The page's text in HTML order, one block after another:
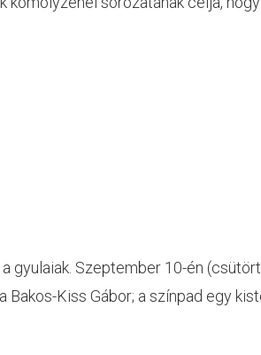
gyulaiak. Szeptember 10-én
Kiss Gábor; a színpad egy